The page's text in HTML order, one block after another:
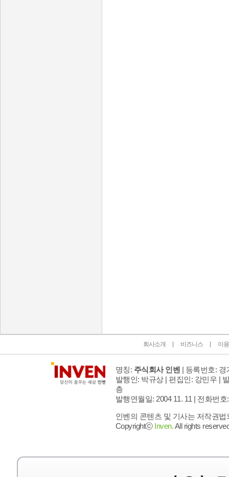
회사소개 비즈니스 이
명칭: 주식회사 인벤 | 등록번호: 경
발행인: 박규상 | 편집인: 강민우 |
층
발행연월일: 2004 11. 11 | 전화번호
인벤의 콘텐츠 및 기사는 저작권
Copyrightⓒ Inven.All rights